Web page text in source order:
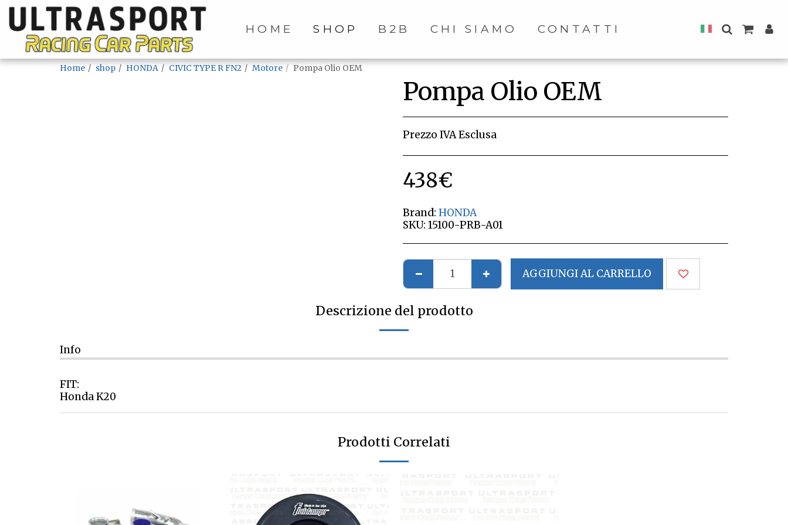
HOME SHOP B2B CHI SIAMO CONTATTI
Home shop HONDA CIVIC TYPE R FN2 Motore Pompa Olio OEM
Pompa Olio OEM
Prezzo IVA Esclusa
438€
Brand: HONDA
SKU: 15100-PRB-A01
AGGIUNGI AL CARRELLO
Descrizione del prodotto
Info
FIT:
Honda K20
Prodotti Correlati